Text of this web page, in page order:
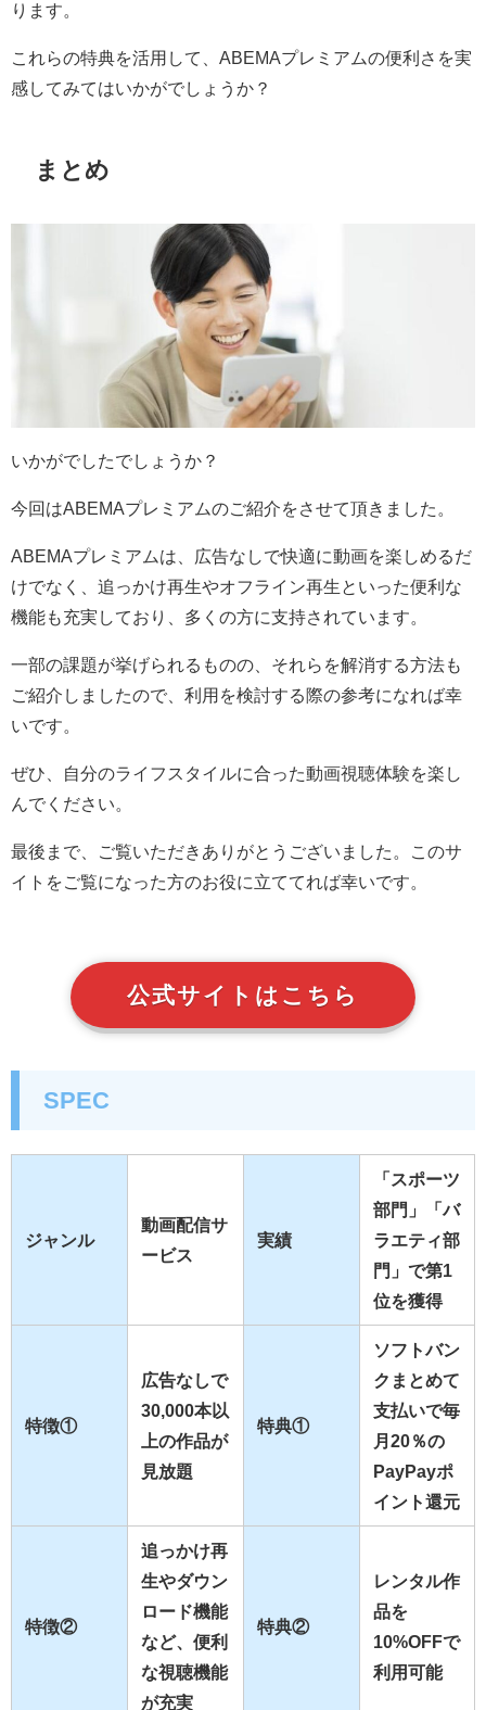
ります。
これらの特典を活用して、ABEMAプレミアムの便利さを実
感してみてはいかがでしょうか？
まとめ
いかがでしたでしょうか？
今回はABEMAプレミアムのご紹介をさせて頂きました。
ABEMAプレミアムは、広告なしで快適に動画を楽しめるだ
けでなく、追っかけ再生やオフライン再生といった便利な
機能も充実しており、多くの方に支持されています。
一部の課題が挙げられるものの、それらを解消する方法も
ご紹介しましたので、利用を検討する際の参考になれば幸
いです。
ぜひ、自分のライフスタイルに合った動画視聴体験を楽し
んでください。
最後まで、ご覧いただきありがとうございました。このサ
イトをご覧になった方のお役に立ててれば幸いです。
公式サイトはこちら
SPEC
ジャンル
動画配信サ
ービス
実績
「スポーツ
部門」「バ
ラエティ部
門」で第1
位を獲得
特徴①
広告なしで
30,000本以
上の作品が
見放題
特典①
ソフトバン
クまとめて
支払いで毎
月20％の
PayPayポ
イント還元
特徴②
追っかけ再
生やダウン
ロード機能
など、便利
な視聴機能
が充実
特典②
レンタル作
品を
10%OFFで
利用可能